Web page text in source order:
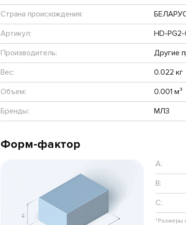
Страна происхождения:
Артикул:
HD-
Производитель:
Другие
Вес:
0.022 кг
Объем:
0.001 м³
Бренды:
МЛЗ
Форм-фактор
A:
B:
C:
*Размеры